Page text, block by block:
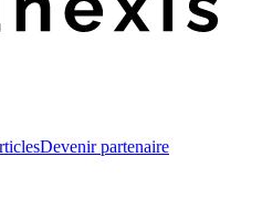
Devenir partenaire